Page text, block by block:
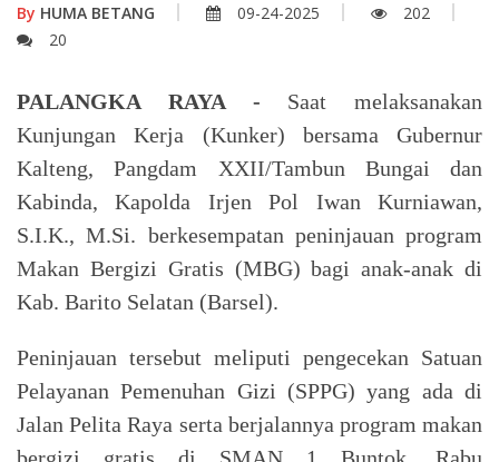
By HUMA BETANG 09-24-2025
202
20
PALANGKA RAYA - Saat melaksanakan
Kunjungan Kerja (Kunker) bersama Gubernur
Kalteng, Pangdam XXII/Tambun Bungai dan
Kabinda, Kapolda Irjen Pol Iwan Kurniawan,
S.I.K., M.Si. berkesempatan peninjauan program
Makan Bergizi Gratis (MBG) bagi anak-anak di
Kab. Barito Selatan (Barsel).
Peninjauan tersebut meliputi pengecekan Satuan
Pelayanan Pemenuhan Gizi (SPPG) yang ada di
Jalan Pelita Raya serta berjalannya program makan